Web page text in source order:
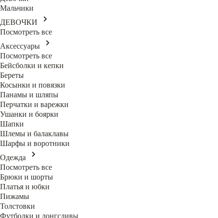
Мальчики
ДЕВОЧКИ
Посмотреть все
Аксессуары
Посмотреть все
Бейсболки и кепки
Береты
Косынки и повязки
Панамы и шляпы
Перчатки и варежки
Ушанки и боярки
Шапки
Шлемы и балаклавы
Шарфы и воротники
Одежда
Посмотреть все
Брюки и шорты
Платья и юбки
Пижамы
Толстовки
Футболки и лонгсливы